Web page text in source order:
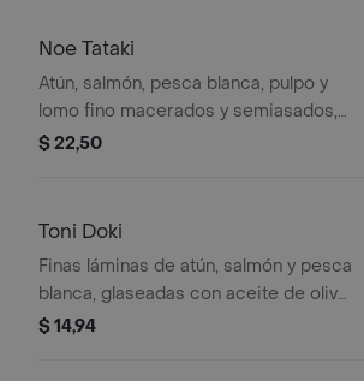
Noe Tataki
Atún, salmón, pesca blanca, pulpo y
lomo fino macerados y semiasados,
servidos con salsa del chef.
$ 22,50
Toni Doki
Finas láminas de atún, salmón y pesca
blanca, glaseadas con aceite de oliva
y ajonjolí, acompañadas de vegetales
$ 14,94